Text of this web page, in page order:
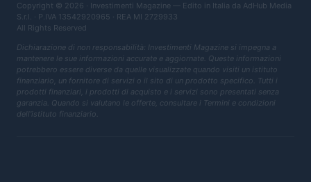
Copyright © 2026 · Investimenti Magazine — Edito in Italia da AdHub Media
S.r.l. · P.IVA 13542920965 · REA MI 2729933
All Rights Reserved
Dichiarazione di non responsabilità: Investimenti Magazine si impegna a
mantenere le sue informazioni accurate e aggiornate. Queste informazioni
potrebbero essere diverse da quelle visualizzate quando visiti un istituto
finanziario, un fornitore di servizi o il sito di un prodotto specifico. Tutti i
prodotti finanziari, i prodotti di acquisto e i servizi sono presentati senza
garanzia. Quando si valutano le offerte, consultare i Termini e condizioni
dell'istituto finanziario.